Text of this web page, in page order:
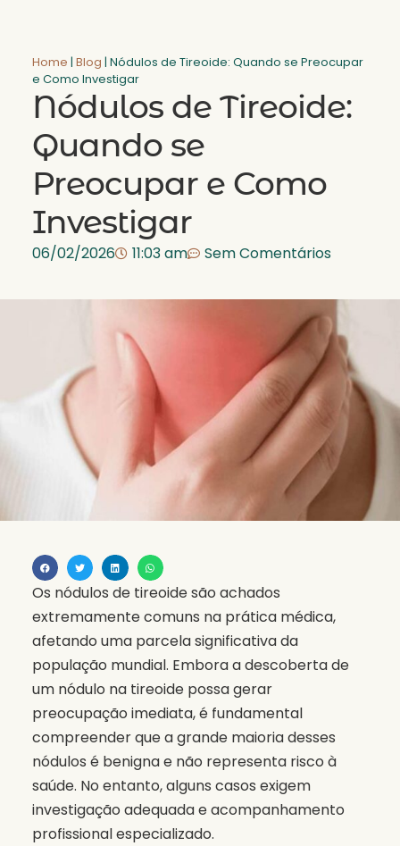
Home | Blog | Nódulos de Tireoide: Quando se Preocupar
e Como Investigar
Nódulos de Tireoide:
Quando se
Preocupar e Como
Investigar
06/02/2026 11:03 am Sem Comentários
Os nódulos de tireoide são achados
extremamente comuns na prática médica,
afetando uma parcela significativa da
população mundial. Embora a descoberta de
um nódulo na tireoide possa gerar
preocupação imediata, é fundamental
compreender que a grande maioria desses
nódulos é benigna e não representa risco à
saúde. No entanto, alguns casos exigem
investigação adequada e acompanhamento
profissional especializado.